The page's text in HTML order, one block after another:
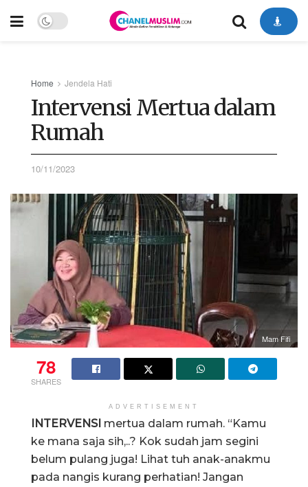
Home Jendela Hati
Intervensi Mertua dalam
Rumah
10/11/2023
Mam Fifi
78
SHARES
ADVERTISEMENT
INTERVENSI mertua dalam rumah. “Kamu
ke mana saja sih,..? Kok sudah jam segini
belum pulang juga! Lihat tuh anak-anakmu
pada nangis kurang perhatian! Jangan